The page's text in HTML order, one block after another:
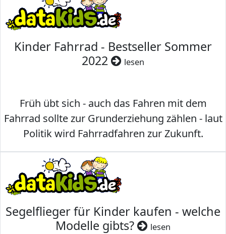
Kinder Fahrrad - Bestseller Sommer
2022
lesen
Früh übt sich - auch das Fahren mit dem
Fahrrad sollte zur Grunderziehung zählen - laut
Politik wird Fahrradfahren zur Zukunft.
Segelflieger für Kinder kaufen - welche
Modelle gibts?
lesen